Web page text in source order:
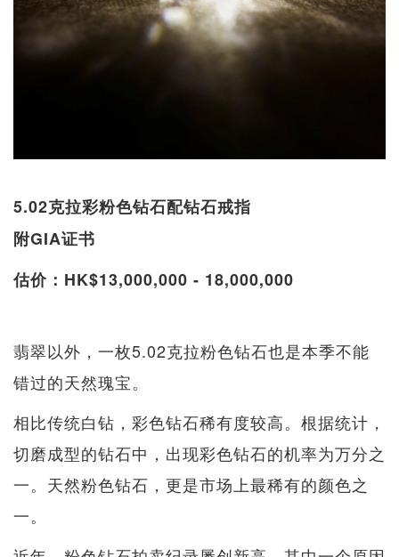
5.02克拉彩粉色钻石配钻石戒指
附GIA证书
估价：HK$13,000,000 - 18,000,000
翡翠以外，一枚5.02克拉粉色钻石也是本季不能
错过的天然瑰宝。
相比传统白钻，彩色钻石稀有度较高。根据统计，
切磨成型的钻石中，出现彩色钻石的机率为万分之
一。天然粉色钻石，更是市场上最稀有的颜色之
一。